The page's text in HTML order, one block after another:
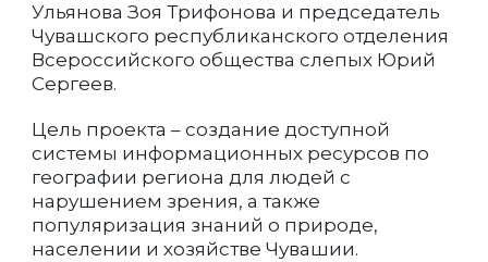
Ульянова Зоя Трифонова и председатель
Чувашского республиканского отделения
Всероссийского общества слепых Юрий
Сергеев.
Цель проекта – создание доступной
системы информационных ресурсов по
географии региона для людей с
нарушением зрения, а также
популяризация знаний о природе,
населении и хозяйстве Чувашии.